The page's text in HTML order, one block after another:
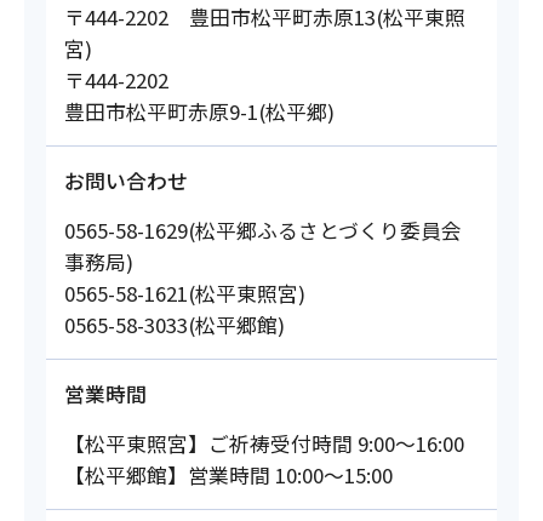
〒444-2202 豊田市松平町赤原13(松平東照
宮)
〒444-2202
豊田市松平町赤原9-1(松平郷)
お問い合わせ
0565-58-1629(松平郷ふるさとづくり委員会
事務局)
0565-58-1621(松平東照宮)
0565-58-3033(松平郷館)
営業時間
【松平東照宮】ご祈祷受付時間 9:00～16:00
【松平郷館】営業時間 10:00～15:00